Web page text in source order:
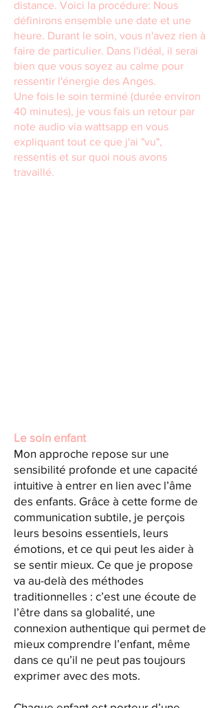
distance. Voici la procédure: Nous
définirons ensemble une date et une
heure. Durant le soin, vous n'avez rien à
faire de particulier. Dans l'idéal, il serai
bien que vous soyez au calme pour
ressentir l'énergie des Anges.
Une fois le soin terminé (durée environ
40 minutes), je vous fais un retour par
note audio via wattsapp en vous
expliquant tout ce que j'ai "vu",
ressentis et sur quoi nous avons
travaillé.
Le soin enfant
Mon approche repose sur une
sensibilité profonde et une capacité
intuitive à entrer en lien avec l’âme
des enfants. Grâce à cette forme de
communication subtile, je perçois
leurs besoins essentiels, leurs
émotions, et ce qui peut les aider à
se sentir mieux. Ce que je propose
va au-delà des méthodes
traditionnelles : c’est une écoute de
l’être dans sa globalité, une
connexion authentique qui permet de
mieux comprendre l’enfant, même
dans ce qu’il ne peut pas toujours
exprimer avec des mots.